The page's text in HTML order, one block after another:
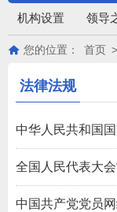
机构设置 领导
您的位置： 首页 >
法律法规
中华人民共和国
全国人民代表大
民共和国网络安
中国共产党党员